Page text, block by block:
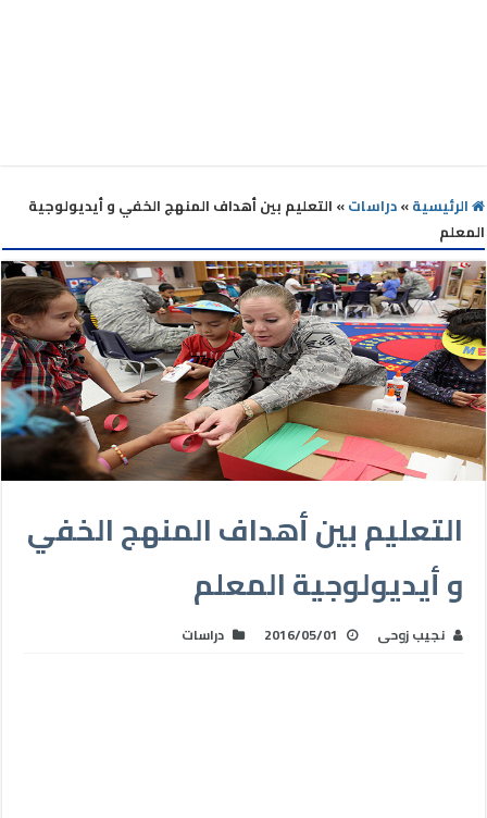
الرئيسية»دراسات» التعليم بين أهداف المنهج الخفي و أيديولوجية
المعلم
التعليم بين أهداف المنهج الخفي
و أيديولوجية المعلم
نجيب زوحى 2016/05/01 دراسات